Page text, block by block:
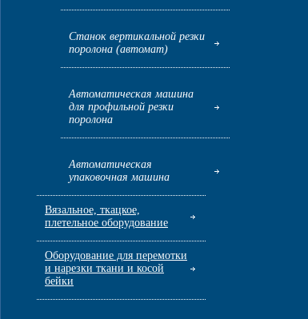
Станок вертикальной резки
поролона (автомат)
Автоматическая машина
для профильной резки
поролона
Автоматическая
упаковочная машина
Вязальное, ткацкое,
плетельное оборудование
Оборудование для перемотки
и нарезки ткани и косой
бейки